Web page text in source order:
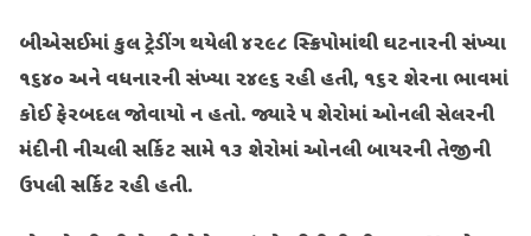
બીએસઈમાં કુલ ટ્રેડીંગ થયેલી ૪૨૯૮ સ્ક્રિપોમાંથી ઘટનારની સંખ્યા
૧૬૪૦ અને વધનારની સંખ્યા ૨૪૯૬ રહી હતી, ૧૬૨ શેરના ભાવમાં
કોઈ ફેરબદલ જોવાયો ન હતો. જ્યારે ૫ શેરોમાં ઓનલી સેલરની
મંદીની નીચલી સર્કિટ સામે ૧૩ શેરોમાં ઓનલી બાયરની તેજીની
ઉપલી સર્કિટ રહી હતી.